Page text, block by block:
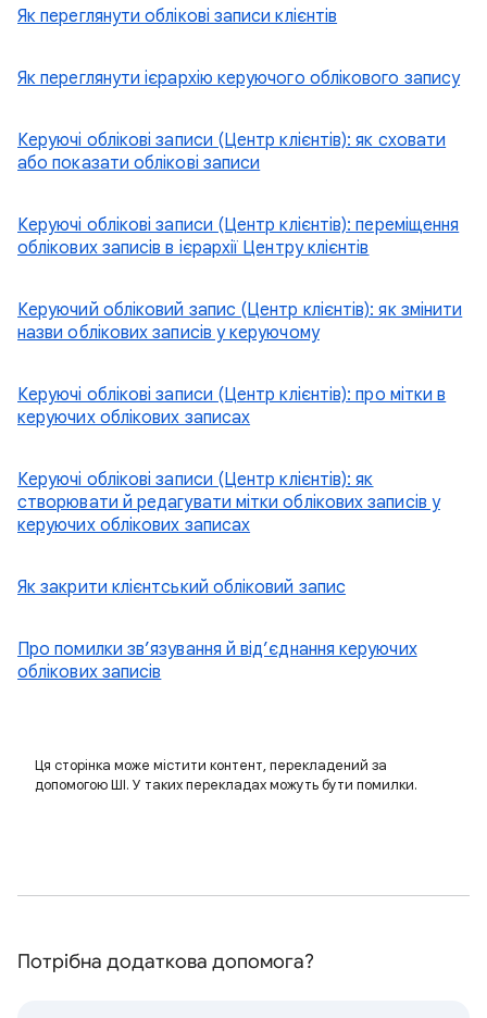
Як переглянути облікові записи клієнтів
Як переглянути ієрархію керуючого облікового запису
Керуючі облікові записи (Центр клієнтів): як сховати
або показати облікові записи
Керуючі облікові записи (Центр клієнтів): переміщення
облікових записів в ієрархії Центру клієнтів
Керуючий обліковий запис (Центр клієнтів): як змінити
назви облікових записів у керуючому
Керуючі облікові записи (Центр клієнтів): про мітки в
керуючих облікових записах
Керуючі облікові записи (Центр клієнтів): як
створювати й редагувати мітки облікових записів у
керуючих облікових записах
Як закрити клієнтський обліковий запис
Про помилки зв’язування й від’єднання керуючих
облікових записів
Ця сторінка може містити контент, перекладений за
допомогою ШІ. У таких перекладах можуть бути помилки.
Потрібна додаткова допомога?